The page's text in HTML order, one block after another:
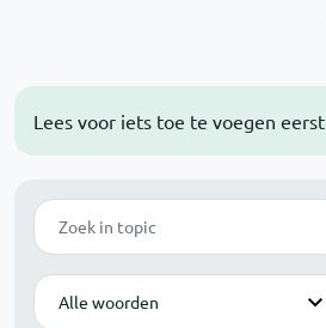
Lees voor iets toe te voegen eerst
Zoek
Modus